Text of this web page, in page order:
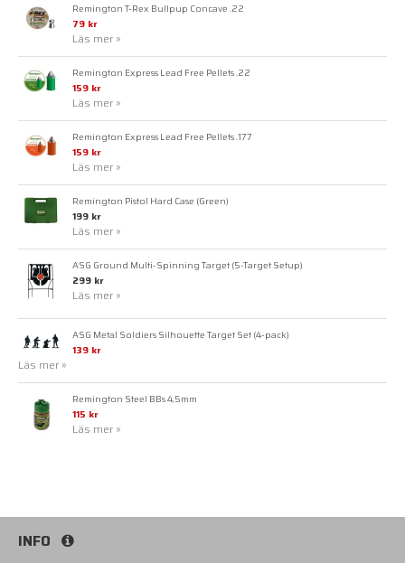
Remington T-Rex Bullpup Concave .22
79 kr
Läs mer »
Remington Express Lead Free Pellets .22
159 kr
Läs mer »
Remington Express Lead Free Pellets .177
159 kr
Läs mer »
Remington Pistol Hard Case (Green)
199 kr
Läs mer »
ASG Ground Multi-Spinning Target (5-Target Setup)
299 kr
Läs mer »
ASG Metal Soldiers Silhouette Target Set (4-pack)
139 kr
Läs mer »
Remington Steel BBs 4,5mm
115 kr
Läs mer »
INFO